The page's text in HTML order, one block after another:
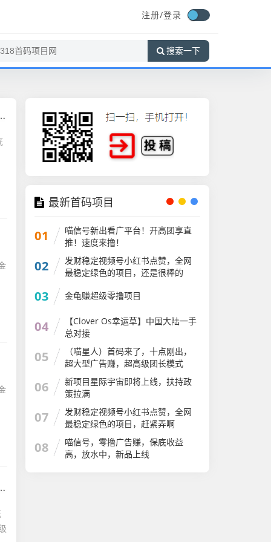
注册/登录
搜索一下
最新首码项目
01
喵信号新出看广平台！开高团享直
推！速度来撸！
02
发财稳定视频号小红书点赞，全网
最稳定绿色的项目，还是很棒的
03 金龟赚超级零撸项目
04
【Clover Os幸运草】中国大陆一手
总对接
05
（喵星人）首码来了，十点刚出，
超大型广告赚，超高级团长模式
06
新项目星际宇宙即将上线，扶持政
策拉满
07
发财稳定视频号小红书点赞，全网
最稳定绿色的项目，赶紧弄啊
08
喵信号，零撸广告赚，保底收益
高，放水中，新品上线